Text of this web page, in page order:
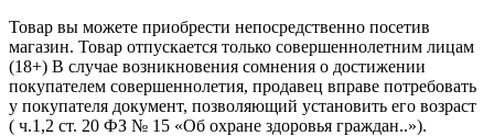
Товар вы можете приобрести непосредственно посетив
магазин. Товар отпускается только совершеннолетним лицам
(18+) В случае возникновения сомнения о достижении
покупателем совершеннолетия, продавец вправе потребовать
у покупателя документ, позволяющий установить его возраст
( ч.1,2 ст. 20 ФЗ № 15 «Об охране здоровья граждан..»).